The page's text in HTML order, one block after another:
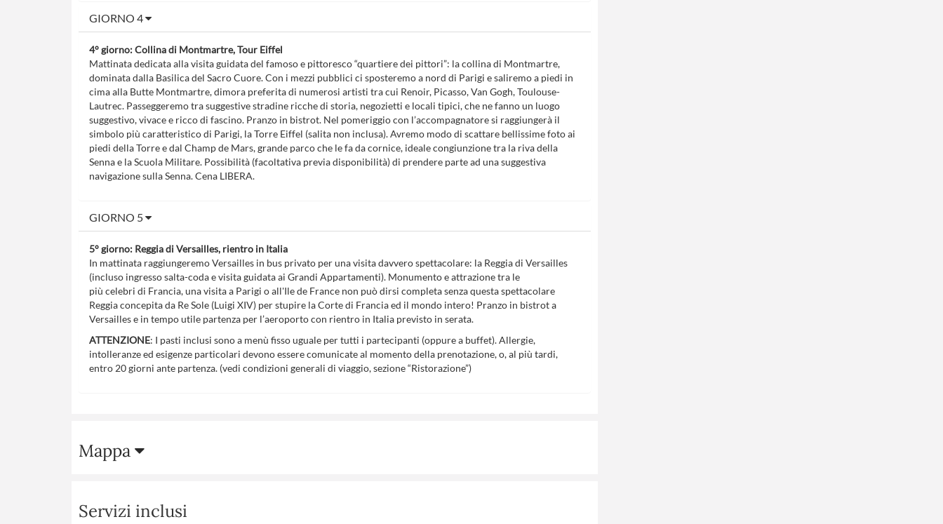
GIORNO 4
4° giorno: Collina di Montmartre, Tour Eiffel
Mattinata dedicata alla visita guidata del famoso e pittoresco “quartiere dei pittori”: la collina di Montmartre,
dominata dalla Basilica del Sacro Cuore. Con i mezzi pubblici ci sposteremo a nord di Parigi e saliremo a piedi in
cima alla Butte Montmartre, dimora preferita di numerosi artisti tra cui Renoir, Picasso, Van Gogh, Toulouse-
Lautrec. Passeggeremo tra suggestive stradine ricche di storia, negozietti e locali tipici, che ne fanno un luogo
suggestivo, vivace e ricco di fascino. Pranzo in bistrot. Nel pomeriggio con l’accompagnatore si raggiungerà il
simbolo più caratteristico di Parigi, la Torre Eiffel (salita non inclusa). Avremo modo di scattare bellissime foto ai
piedi della Torre e dal Champ de Mars, grande parco che le fa da cornice, ideale congiunzione tra la riva della
Senna e la Scuola Militare. Possibilità (facoltativa previa disponibilità) di prendere parte ad una suggestiva
navigazione sulla Senna. Cena LIBERA.
GIORNO 5
5° giorno: Reggia di Versailles, rientro in Italia
In mattinata raggiungeremo Versailles in bus privato per una visita davvero spettacolare: la Reggia di Versailles
(incluso ingresso salta-coda e visita guidata ai Grandi Appartamenti). Monumento e attrazione tra le
più celebri di Francia, una visita a Parigi o all'Ile de France non può dirsi completa senza questa spettacolare
Reggia concepita da Re Sole (Luigi XIV) per stupire la Corte di Francia ed il mondo intero! Pranzo in bistrot a
Versailles e in tempo utile partenza per l’aeroporto con rientro in Italia previsto in serata.
ATTENZIONE: I pasti inclusi sono a menù fisso uguale per tutti i partecipanti (oppure a buffet). Allergie,
intolleranze ed esigenze particolari devono essere comunicate al momento della prenotazione, o, al più tardi,
entro 20 giorni ante partenza. (vedi condizioni generali di viaggio, sezione “Ristorazione”)
Mappa
Servizi inclusi